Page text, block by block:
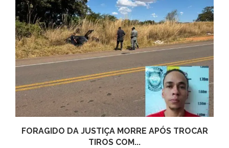
FORAGIDO DA JUSTIÇA MORRE APÓS TROCAR
TIROS COM...